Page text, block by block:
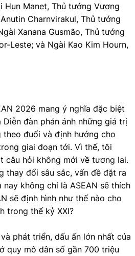
Hun Manet, Thủ tướng Vương
Charnvirakul, Thủ tướng
Xanana Gusmão, Thủ tướng
Leste; và Ngài Kao Kim Hourn,
2026 mang ý nghĩa đặc biệt
đàn phản ánh những giá trị
theo đuổi và định hướng cho
giai đoạn tới. Vì thế, tôi
câu hỏi không mới về tương lai.
thay đổi sâu sắc, vấn đề đặt ra
không chỉ là ASEAN sẽ thích
sẽ định hình như thế nào cho
trong thế kỷ XXI?
phát triển, dấu ấn lớn nhất của
quy mô dân số gần 700 triệu